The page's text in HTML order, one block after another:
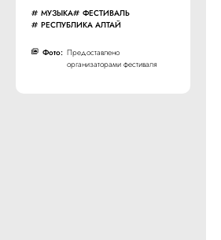
МУЗЫКА
ФЕСТИВАЛЬ
РЕСПУБЛИКА АЛТАЙ
Фото: Предоставлено
организаторами фестиваля